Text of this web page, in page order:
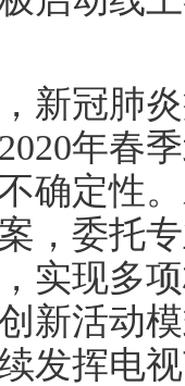
冠肺炎
年春
确定性
，委托
实现多
新活动
发挥电